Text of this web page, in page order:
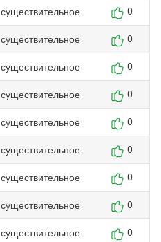
существительное 0
существительное 0
существительное 0
существительное 0
существительное 0
существительное 0
существительное 0
существительное 0
существительное 0